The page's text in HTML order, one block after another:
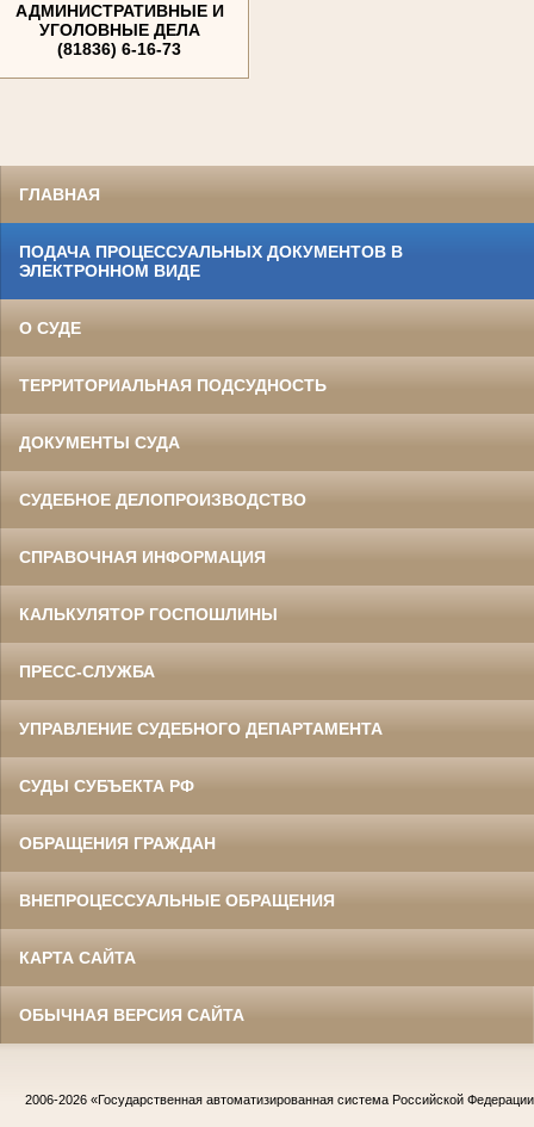
АДМИНИСТРАТИВНЫЕ И
УГОЛОВНЫЕ ДЕЛА
(81836) 6-16-73
ГЛАВНАЯ
ПОДАЧА ПРОЦЕССУАЛЬНЫХ ДОКУМЕНТОВ В
ЭЛЕКТРОННОМ ВИДЕ
О СУДЕ
ТЕРРИТОРИАЛЬНАЯ ПОДСУДНОСТЬ
ДОКУМЕНТЫ СУДА
СУДЕБНОЕ ДЕЛОПРОИЗВОДСТВО
СПРАВОЧНАЯ ИНФОРМАЦИЯ
КАЛЬКУЛЯТОР ГОСПОШЛИНЫ
ПРЕСС-СЛУЖБА
УПРАВЛЕНИЕ СУДЕБНОГО ДЕПАРТАМЕНТА
СУДЫ СУБЪЕКТА РФ
ОБРАЩЕНИЯ ГРАЖДАН
ВНЕПРОЦЕССУАЛЬНЫЕ ОБРАЩЕНИЯ
КАРТА САЙТА
ОБЫЧНАЯ ВЕРСИЯ САЙТА
2006-2026 «Государственная автоматизированная система Российской